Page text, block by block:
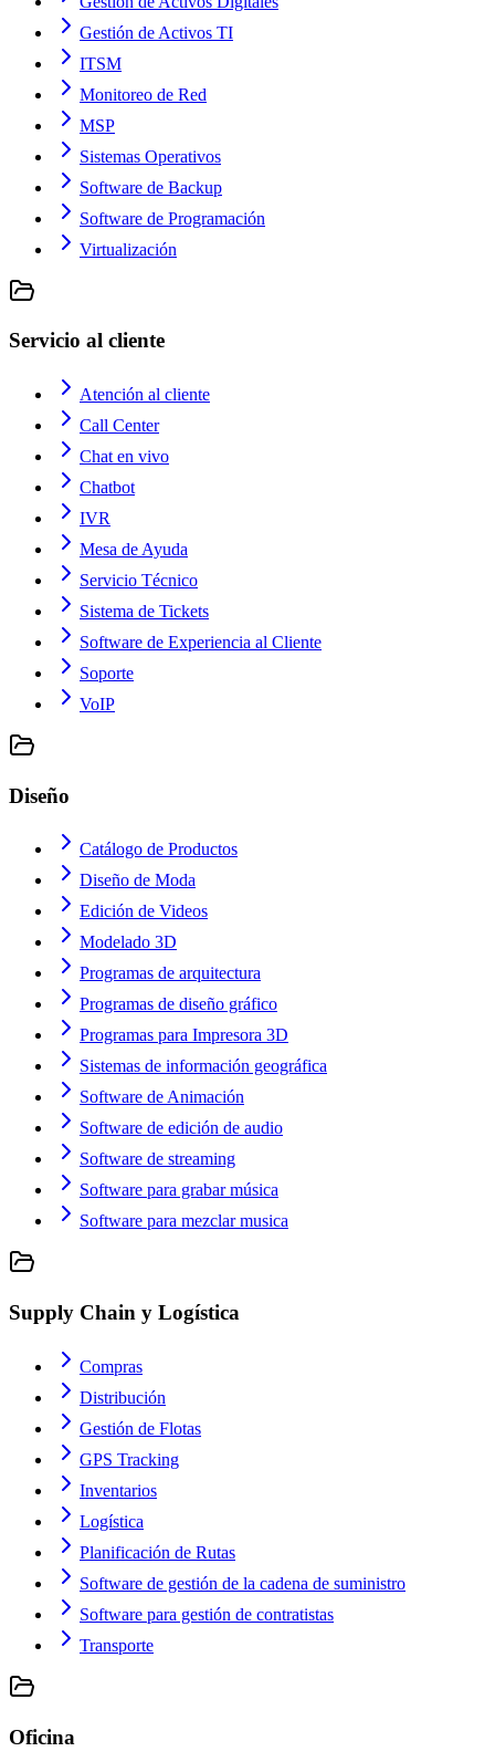
Gestión de Activos TI
ITSM
Monitoreo de Red
MSP
Sistemas Operativos
Software de Backup
Software de Programación
Virtualización
Servicio al cliente
Atención al cliente
Call Center
Chat en vivo
Chatbot
IVR
Mesa de Ayuda
Servicio Técnico
Sistema de Tickets
Software de Experiencia al Cliente
Soporte
VoIP
Diseño
Catálogo de Productos
Diseño de Moda
Edición de Videos
Modelado 3D
Programas de arquitectura
Programas de diseño gráfico
Programas para Impresora 3D
Sistemas de información geográfica
Software de Animación
Software de edición de audio
Software de streaming
Software para grabar música
Software para mezclar musica
Supply Chain y Logística
Compras
Distribución
Gestión de Flotas
GPS Tracking
Inventarios
Logística
Planificación de Rutas
Software de gestión de la cadena de suministro
Software para gestión de contratistas
Transporte
Oficina